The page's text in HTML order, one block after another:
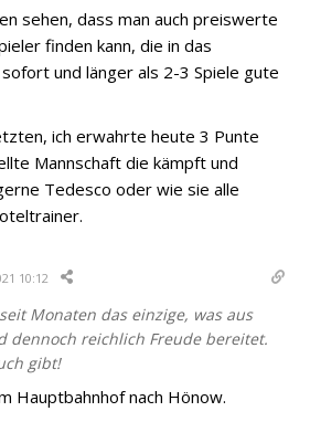
sehen, dass man auch preiswerte
finden kann, die in das
und länger als 2-3 Spiele gute
ich erwahrte heute 3 Punte
Mannschaft die kämpft und
Tedesco oder wie sie alle
10:12
Monaten das einzige, was aus
dennoch reichlich Freude bereitet.
gibt!
Hauptbahnhof nach Hönow.